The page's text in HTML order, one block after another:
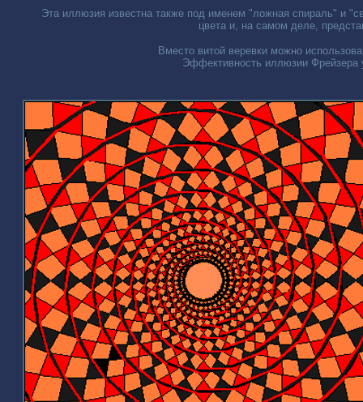
Эта иллюзия известна также под именем "ложная спираль" и
цвета и, на самом деле,
Вместо витой веревки можно
Эффективность иллюзии Фрейзера